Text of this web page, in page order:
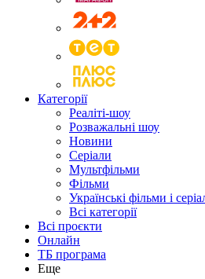
Категорії
Реаліті-шоу
Розважальні шоу
Новини
Серіали
Мультфільми
Фільми
Українські фільми і
Всі категорії
Всі проєкти
Онлайн
ТБ програма
Еще